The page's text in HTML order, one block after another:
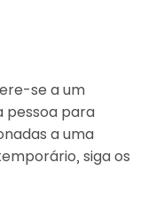
se a um
pessoa para
a uma
siga os